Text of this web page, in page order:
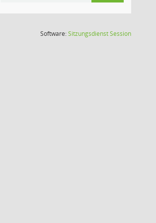
Software:SitzungsdienstSession(Wird in